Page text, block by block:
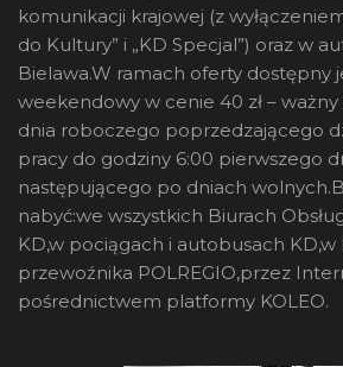
komunikacji krajowej (z
do Kultury” i „KD Specjal”) oraz w
Bielawa.W ramach oferty dostępny
weekendowy w cenie 40 zł – ważny
dnia roboczego poprzedzającego
pracy do godziny 6:00 pierwszego
następującego po dniach
nabyć:we wszystkich Biurach
KD,w pociągach i autobusach
przewoźnika POLREGIO,przez
pośrednictwem platformy KOLEO.